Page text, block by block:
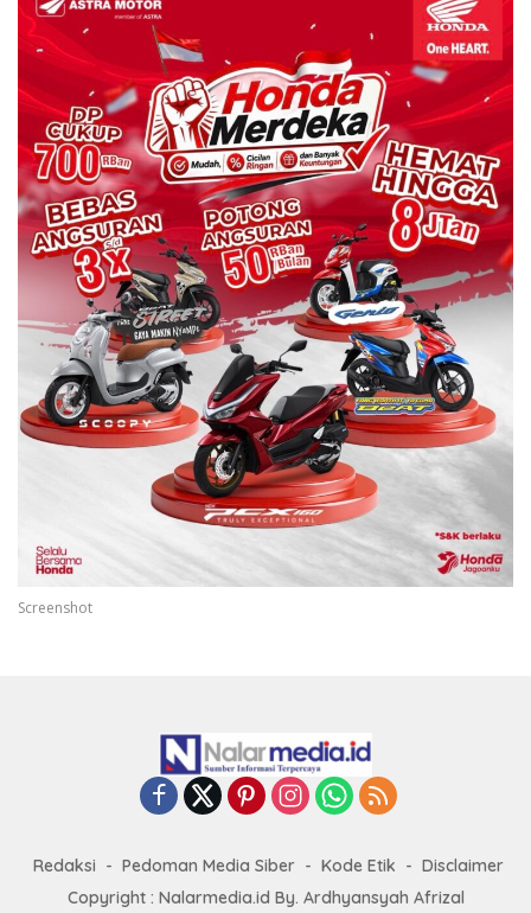
Screenshot
Redaksi Pedoman Media Siber Kode Etik
Disclaimer
Copyright : Nalarmedia.id By. Ardhyansyah Afrizal